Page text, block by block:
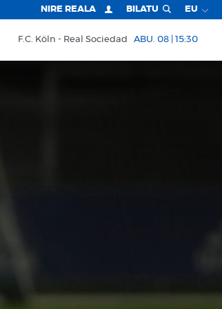
NIRE REALA BILATU EU
F.C. Köln Real Sociedad ABU. 08 | 15:30